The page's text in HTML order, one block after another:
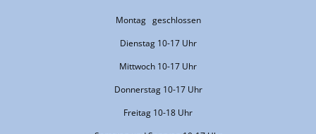
Montag geschlossen
Dienstag 10-17 Uhr
Mittwoch 10-17 Uhr
Donnerstag 10-17 Uhr
Freitag 10-18 Uhr